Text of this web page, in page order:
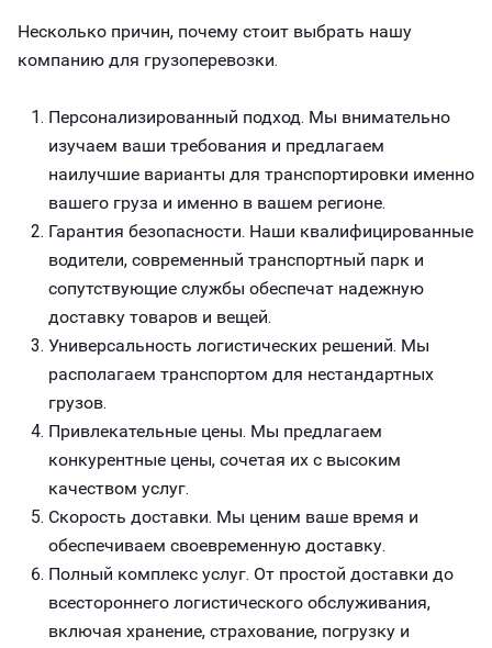
Несколько причин, почему стоит выбрать нашу
компанию для грузоперевозки.
Персонализированный подход. Мы внимательно
изучаем ваши требования и предлагаем
наилучшие варианты для транспортировки именно
вашего груза и именно в вашем регионе.
Гарантия безопасности. Наши квалифицированные
водители, современный транспортный парк и
сопутствующие службы обеспечат надежную
доставку товаров и вещей.
Универсальность логистических решений. Мы
располагаем транспортом для нестандартных
грузов.
Привлекательные цены. Мы предлагаем
конкурентные цены, сочетая их с высоким
качеством услуг.
Скорость доставки. Мы ценим ваше время и
обеспечиваем своевременную доставку.
Полный комплекс услуг. От простой доставки до
всестороннего логистического обслуживания,
включая хранение, страхование, погрузку и